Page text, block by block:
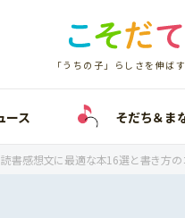
「うちの子」らしさを伸ば
ース そだち＆ま
書感想文に最適な本16選と書き方の